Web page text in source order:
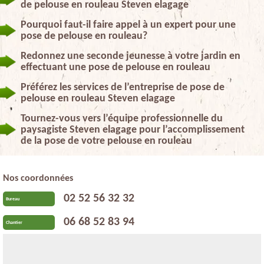
de pelouse en rouleau Steven elagage
Pourquoi faut-il faire appel à un expert pour une
pose de pelouse en rouleau?
Redonnez une seconde jeunesse à votre jardin en
effectuant une pose de pelouse en rouleau
Préférez les services de l’entreprise de pose de
pelouse en rouleau Steven elagage
Tournez-vous vers l’équipe professionnelle du
paysagiste Steven elagage pour l’accomplissement
de la pose de votre pelouse en rouleau
Nos coordonnées
Bureau 02 52 56 32 32
Chantier 06 68 52 83 94